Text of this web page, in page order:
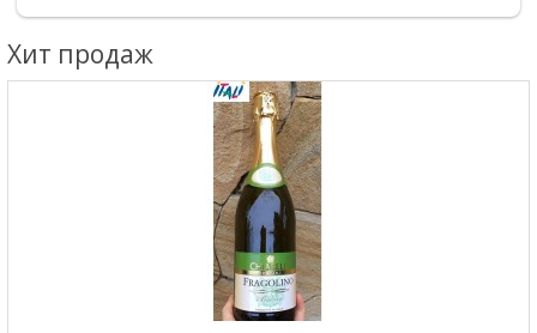
Хит продаж